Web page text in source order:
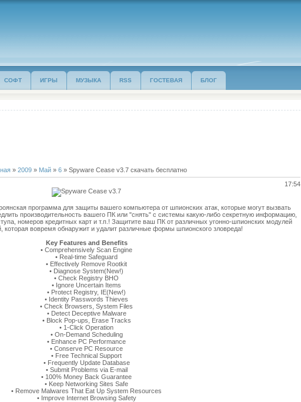
СОФТ ИГРЫ МУЗЫКА RSS ГОСТЕВАЯ БЛОГ
» 2009 » Май » 6» Spyware Cease v3.7 скачать бесплатно
17:54
программа для защиты вашего компьютера от шпионских атак, которые могут вызвать
производительность вашего ПК или "снять" с системы какую-либо секретную информацию,
номеров кредитных карт и т.п.! Защитите ваш ПК от различных угонно-шпионских модулей
которая вовремя обнаружит и удалит различные формы шпионского зловреда!
Key Features and Benefits
• Comprehensively Scan Engine
• Real-time Safeguard
• Effectively Remove Rootkit
• Diagnose System(New!)
• Check Registry BHO
• Ignore Uncertain Items
• Protect Registry, IE(New!)
• Identity Passwords Thieves
• Check Browsers, System Files
• Detect Deceptive Malware
• Block Pop-ups, Erase Tracks
• 1-Click Operation
• On-Demand Scheduling
• Enhance PC Performance
• Conserve PC Resource
• Free Technical Support
• Frequently Update Database
• Submit Problems via E-mail
• 100% Money Back Guarantee
• Keep Networking Sites Safe
• Remove Malwares That Eat Up System Resources
• Improve Internet Browsing Safety